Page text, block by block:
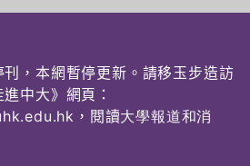
刊，本網暫停更新。請移玉步造訪
中大》網頁：
，閱讀大學報道和消